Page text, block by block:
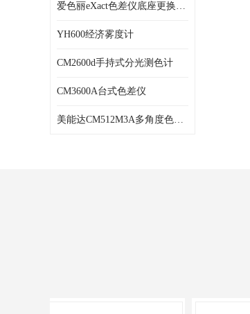
爱色丽eXact色差仪底座更换维修
YH600经济雾度计
CM2600d手持式分光测色计
CM3600A台式色差仪
美能达CM512M3A多角度色差仪维修